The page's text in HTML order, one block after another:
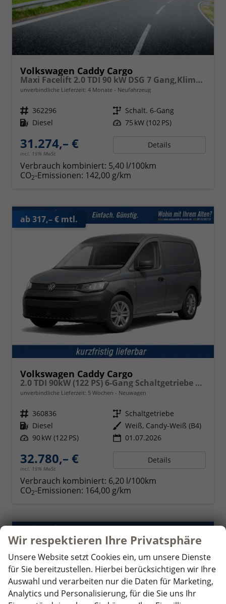
Volkswagen Caddy Cargo
Maxi Facelift 2.0 TDI 90 kW DSG 7 Gang,Klimaautomatik, Radio mit Navigationsvorbereitung, App Connect Wireless, AHK Vorbereitung, Assistenzsysteme, PDC v+h, GRA, Light Assist, Außenspiegel elektr. kllappar
unverbindliche Lieferzeit: 4 Monate Neufahrzeug
Fahrzeugnr. 362296 Getriebe Schalt. 6-Gang
Kraftstoff Diesel Leistung 75 kW (102 PS)
31.274,– €
incl. 19% MwSt.
Details
Verbrauch kombiniert: 5,40 l/100km
CO2-Emissionen: 142,00 g/km
ab 317,– € mtl.
Volkswagen Caddy Cargo
2.0 TDI 90kW (122 PS) 6-Gang Schaltgetriebe 4MOTION
unverbindliche Lieferzeit: 5 Wochen Neuwagen
Fahrzeugnr. 360836 Getriebe Schaltgetriebe
Kraftstoff Diesel Außenfarbe Weiß, Candy-Weiß (B4)
Leistung 90 kW (122 PS) 01.07.2026
32.780,– €
incl. 19% MwSt.
Details
Verbrauch kombiniert: 6,20 l/100km
CO2-Emissionen: 164,00 g/km
ab 317,– € mtl.
Wir respektieren Ihre Privatsphäre
Unsere Website setzt Cookies ein, um unsere Dienste
für Sie bereitzustellen. Hierbei berücksichtigen wir Ihre
Auswahl und verarbeiten nur die Daten für Marketing,
Analytics und Personalisierung, für die Sie uns Ihr